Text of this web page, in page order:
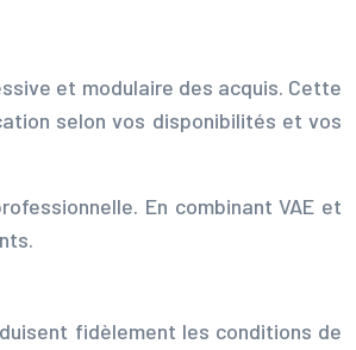
et modulaire des acquis. Cette
selon vos disponibilités et vos
En combinant VAE et
fidèlement les conditions de